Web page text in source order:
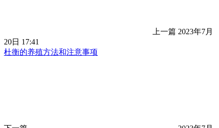
上一篇 2023年7月
20日 17:41
杜衡的养殖方法和注意事项